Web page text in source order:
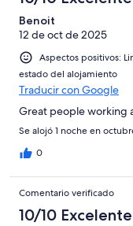
Benoit
12 de oct de 2025
Aspectos positivos:
estado del alojamiento
Traducir con Google
Great people working
Se alojó 1 noche en
0
Comentario verificado
10/10 Excelente